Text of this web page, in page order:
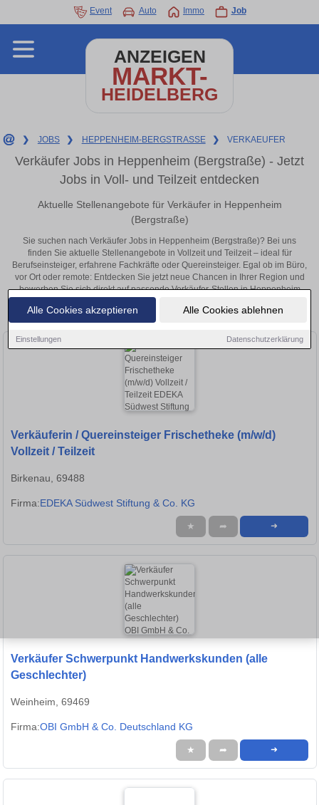
Alle Cookies akzeptieren Alle Cookies ablehnen
Einstellungen Datenschutzerklärung
Event Auto Immo Job
ANZEIGEN
MARKT-
HEIDELBERG
❯ JOBS ❯ HEPPENHEIM-BERGSTRASSE ❯ VERKAEUFER
Verkäufer Jobs in Heppenheim (Bergstraße) - Jetzt
Jobs in Voll- und Teilzeit entdecken
Aktuelle Stellenangebote für Verkäufer in Heppenheim
(Bergstraße)
Sie suchen nach Verkäufer Jobs in Heppenheim (Bergstraße)? Bei uns
finden Sie aktuelle Stellenangebote in Vollzeit und Teilzeit – ideal für
Berufseinsteiger, erfahrene Fachkräfte oder Quereinsteiger. Egal ob im Büro,
vor Ort oder remote: Entdecken Sie jetzt neue Chancen in Ihrer Region und
bewerben Sie sich direkt auf passende Verkäufer-Stellen in Heppenheim
(Bergstraße)!
Verkäuferin / Quereinsteiger Frischetheke (m/w/d)
Vollzeit / Teilzeit
Birkenau, 69488
Firma:EDEKA Südwest Stiftung & Co. KG
★ ➦ ➜
Verkäufer Schwerpunkt Handwerkskunden (alle
Geschlechter)
Weinheim, 69469
Firma:OBI GmbH & Co. Deutschland KG
★ ➦ ➜